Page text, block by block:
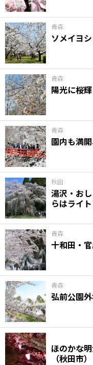
青森
ソメイヨ
青森
陽光に桜
青森
園内も満
秋田
湯沢・お
らはライ
青森
十和田・
青森
弘前公園
ほのかな
（秋田市